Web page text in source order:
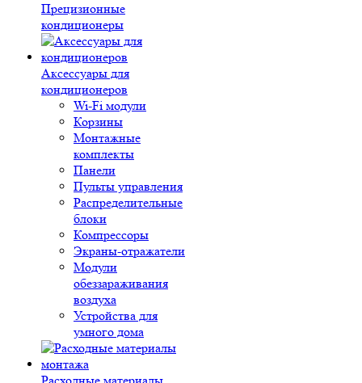
Прецизионные
кондиционеры
Аксессуары для
кондиционеров
Wi-Fi модули
Корзины
Монтажные
комплекты
Панели
Пульты управления
Распределительные
блоки
Компрессоры
Экраны-отражатели
Модули
обеззараживания
воздуха
Устройства для
умного дома